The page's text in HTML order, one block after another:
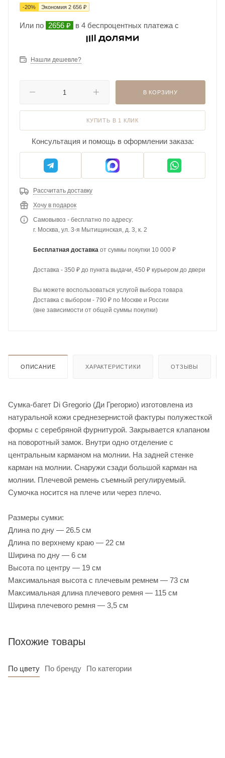
-20% Экономия 2 656 ₽
Или по 2656 ₽ в 4 беспроцентных платежа с
Нашли дешевле?
В КОРЗИНУ
КУПИТЬ В 1 КЛИК
Консультация и помощь в оформлении заказа:
Рассчитать доставку
Хочу в подарок
Самовывоз - бесплатно по адресу:
г. Москва, ул. 3-я Мытищинская, д. 3, к. 2
Бесплатная доставка от суммы покупки 10 000 ₽
Доставка - 350 ₽ до пункта выдачи, 450 ₽ курьером до двери
Вы можете воспользоваться услугой выбора товара
Доставка с выбором - 790 ₽ по Москве и России
(вне зависимости от общей суммы покупки)
ОПИСАНИЕ ХАРАКТЕРИСТИКИ ОТЗЫВЫ
Сумка-багет Di Gregorio (Ди Грегорио) изготовлена из
натуральной кожи среднезернистой фактуры полужесткой
формы с серебряной фурнитурой. Закрывается клапаном
на поворотный замок. Внутри одно отделение с
центральным карманом на молнии. На задней стенке
карман на молнии. Снаружи сзади большой карман на
молнии. Плечевой ремень съемный регулируемый.
Сумочка носится на плече или через плечо.
Размеры сумки:
Длина по дну — 26.5 см
Длина по верхнему краю — 22 см
Ширина по дну — 6 см
Высота по центру — 19 см
Максимальная высота с плечевым ремнем — 73 см
Максимальная длина плечевого ремня — 115 см
Ширина плечевого ремня — 3,5 см
Похожие товары
По цвету По бренду По категории